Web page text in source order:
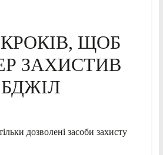
ЩОБ
ЗАХИСТИВ
БДЖІЛ
дозволені засоби захисту